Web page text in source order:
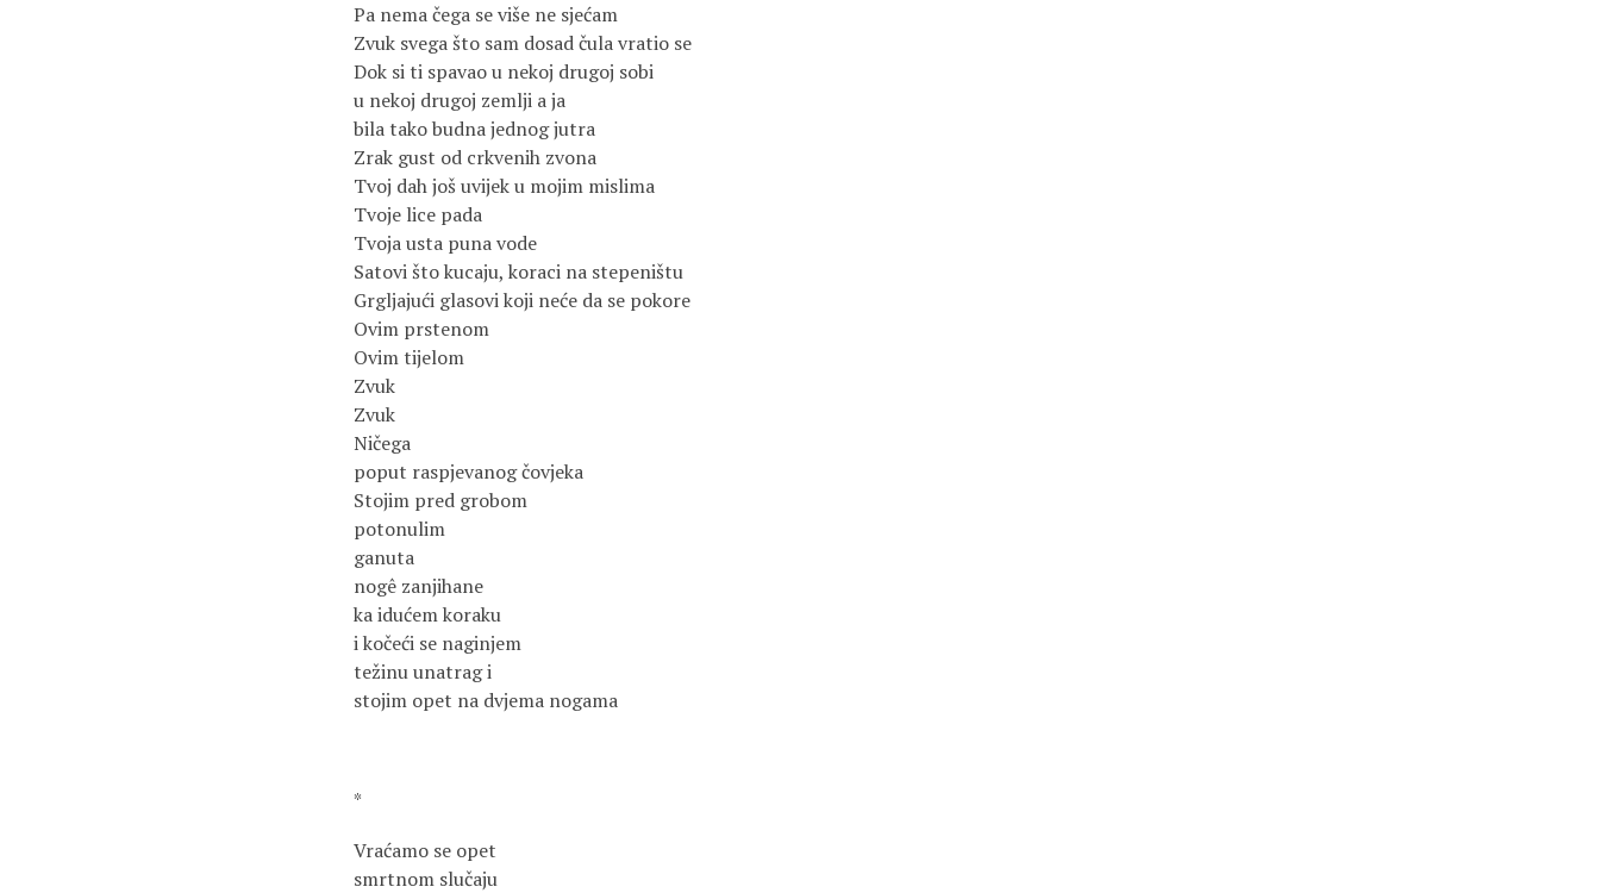
Pa nema čega se više ne sjećam
Zvuk svega što sam dosad čula vratio se
Dok si ti spavao u nekoj drugoj sobi
u nekoj drugoj zemlji a ja
bila tako budna jednog jutra
Zrak gust od crkvenih zvona
Tvoj dah još uvijek u mojim mislima
Tvoje lice pada
Tvoja usta puna vode
Satovi što kucaju, koraci na stepeništu
Grgljajući glasovi koji neće da se pokore
Ovim prstenom
Ovim tijelom
Zvuk
Zvuk
Ničega
poput raspjevanog čovjeka
Stojim pred grobom
potonulim
ganuta
nogê zanjihane
ka idućem koraku
i kočeći se naginjem
težinu unatrag i
stojim opet na dvjema nogama
*
Vraćamo se opet
smrtnom slučaju